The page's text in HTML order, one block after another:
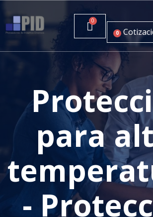
0
para
-